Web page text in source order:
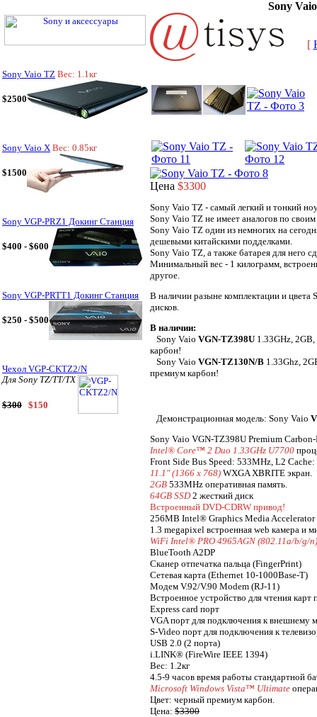
Sony
Sony Vaio TZ Вес: 1.1кг
$2500
Sony Vaio X Вес: 0.85кг
$1500
Sony VGP-PRZ1 Докинг Станция
$400 - $600
Sony VGP-PRTT1 Докинг Станция
$250 - $500
Чехол VGP-CKTZ2/N
Для Sony TZ/TT/TX
$300 $150
[
Цена $3300
Sony Vaio TZ - самый легкий и тонкий
Sony Vaio TZ не имеет аналогов по
Sony Vaio TZ один из немногих на
дешевыми китайскими подделками.
Sony Vaio TZ, а также батарея для него
Минимальный вес - 1 килограмм,
другое.
В наличии разыне комплектации и цвета
дисков.
В наличии:
Sony Vaio VGN-TZ398U 1.33GHz,
карбон!
Sony Vaio VGN-TZ130N/B 1.33Ghz,
премиум карбон!
Демонстрационная модель: Sony Vaio
Sony Vaio VGN-TZ398U Premium
Intel® Core™ 2 Duo 1.33GHz U7700
Front Side Bus Speed: 533MHz, L2
11.1" (1366 x 768) WXGA XBRITE экран.
2GB 533MHz оперативная память.
64GB SSD2 жесткий диск
Встроенный DVD-CDRW привод!
256MB Intel® Graphics Media Accelerator
1.3 megapixel встроенная web камера и
WiFi Intel® PRO 4965AGN (802.11a/b/g/n)
BlueTooth A2DP
Сканер отпечатка пальца (FingerPrint)
Сетевая карта (Ethernet 10-1000Base-T)
Модем V.92/V.90 Modem (RJ-11)
Встроенное устройство для чтения
Express card порт
VGA порт для подключения к внешнему
S-Video порт для подключения к
USB 2.0 (2 порта)
i.LINK® (FireWire IEEE 1394)
Вес: 1.2кг
4.5-9 часов время работы стандартной
Microsoft Windows Vista™ Ultimate
Цвет: черный премиум карбон.
Цена: $3300